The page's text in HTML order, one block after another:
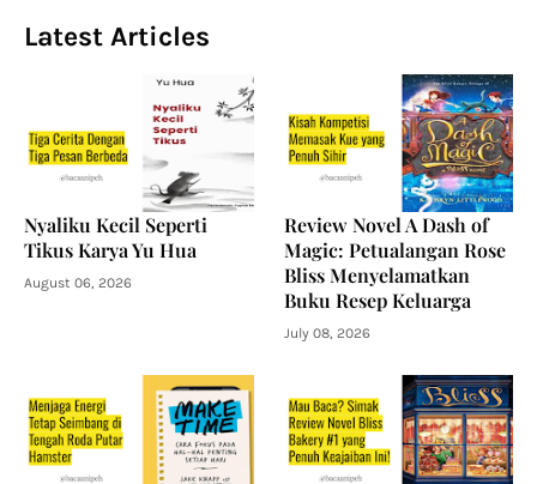
Latest Articles
Nyaliku Kecil Seperti
Tikus Karya Yu Hua
August 06, 2026
Review Novel A Dash of
Magic: Petualangan Rose
Bliss Menyelamatkan
Buku Resep Keluarga
July 08, 2026